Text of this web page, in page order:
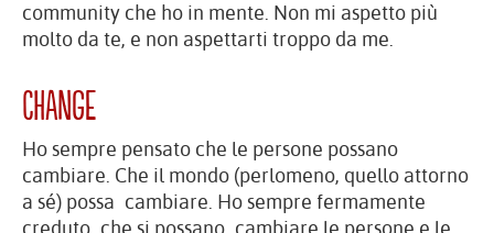
community che ho in mente. Non mi aspetto più
molto da te, e non aspettarti troppo da me.
Change
Ho sempre pensato che le persone possano
cambiare. Che il mondo (perlomeno, quello attorno
a sé) possa cambiare. Ho sempre fermamente
creduto che si possano cambiare le persone e le